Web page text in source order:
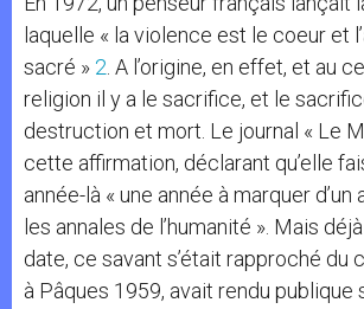
laquelle « la violence est le coeur et
sacré » 2 . A l’origine, en effet, et au
religion il y a le sacrifice, et le
destruction et mort. Le journal « Le
cette affirmation, déclarant qu’elle
année-là « une année à marquer
les annales de l’humanité ». Mais
date, ce savant s’était rapproché du
à Pâques 1959, avait rendu publique